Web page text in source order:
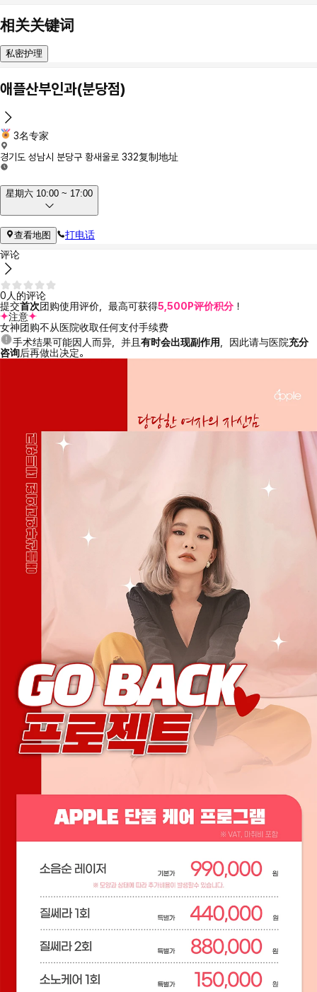
相关关键词
私密护理
애플산부인과(분당점)
3名专家
경기도 성남시 분당구 황새울로 332复制地址
星期六 10:00 ~ 17:00
查看地图
打电话
评论
0人的评论
提交首次团购使用评价，最高可获得5,500P评价积分 ！
注意
女神团购不从医院收取任何支付手续费
手术结果可能因人而异，并且 有时会出现副作用 ，因此请与医院充分
咨询后再做出决定。